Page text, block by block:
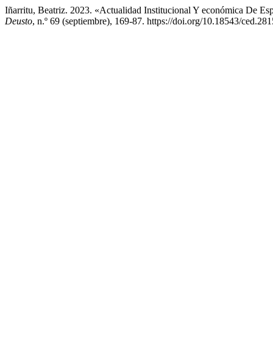
Iñarritu, Beatriz. 2023. «Actualidad Institucional Y económica De
Deusto, n.º 69 (septiembre), 169-87. https://doi.org/10.18543/